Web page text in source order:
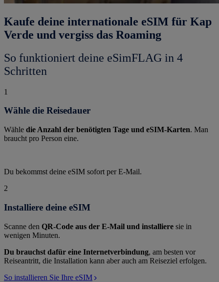
Kaufe deine internationale eSIM für Kap
Verde und vergiss das Roaming
So funktioniert deine eSimFLAG in 4
Schritten
1
Wähle die Reisedauer
Wähle die Anzahl der benötigten Tage und eSIM-Karten. Man
braucht pro Person eine.
Du bekommst deine eSIM sofort per E-Mail.
2
Installiere deine eSIM
Scanne den QR-Code aus der E-Mail und installiere sie in
wenigen Minuten.
Du brauchst dafür eine Internetverbindung, am besten vor
Reiseantritt, die Installation kann aber auch am Reiseziel erfolgen.
So installieren Sie Ihre eSIM